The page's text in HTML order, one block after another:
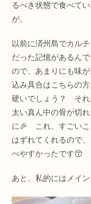
るべき状態で食べて
が。
以前に済州島でカル
だった記憶があるん
ので、あまりにも味
込み具合はこちらの
硬いでしょう？ それ
太い真ん中の骨が切
に🎉 これ、すごい
はずれてくれるので
べやすかったです😙
あと、私的にはメイ